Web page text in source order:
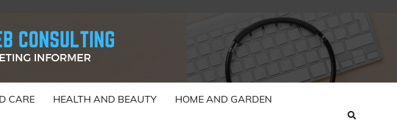
CARE HEALTH AND BEAUTY HOME AND GARDEN